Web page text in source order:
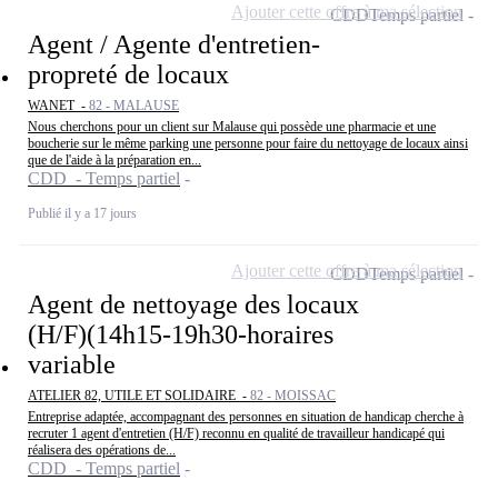
Agent / Agente d'entretien-
propreté de locaux
WANET - 82 - MALAUSE
Nous cherchons pour un client sur Malause qui possède une pharmacie et une
boucherie sur le même parking une personne pour faire du nettoyage de locaux ainsi
que de l'aide à la préparation en...
CDD - Temps partiel
Publié il y a 17 jours
CDDTemps partiel
Ajouter cette offre à ma sélection
Agent de nettoyage des locaux
(H/F)(14h15-19h30-horaires
variable
ATELIER 82, UTILE ET SOLIDAIRE - 82 - MOISSAC
Entreprise adaptée, accompagnant des personnes en situation de handicap cherche à
recruter 1 agent d'entretien (H/F) reconnu en qualité de travailleur handicapé qui
réalisera des opérations de...
CDD - Temps partiel
CDDTemps partiel
Ajouter cette offre à ma sélection